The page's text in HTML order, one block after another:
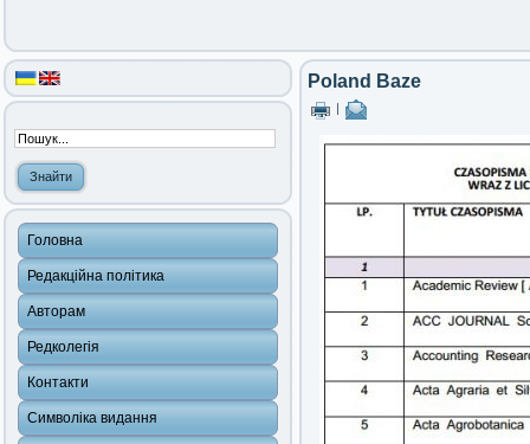
Головна
Редакційна політика
Авторам
Редколегія
Контакти
Символіка видання
Poland Baze